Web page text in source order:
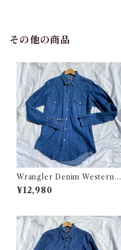
その他の商品
Wrangler Denim Western S
hirt 15 1/2 Made in USA / ラ
ングラー デニムウエスタン シ
¥12,980